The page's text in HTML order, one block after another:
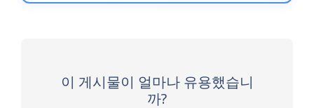
이 게시물이 얼마나 유용했습니
까?